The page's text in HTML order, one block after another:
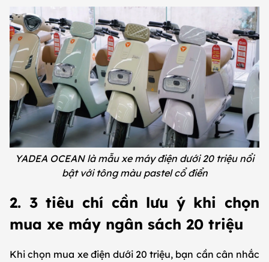
YADEA OCEAN là mẫu xe máy điện dưới 20 triệu nổi
bật với tông màu pastel cổ điển
2. 3 tiêu chí cần lưu ý khi chọn
mua xe máy ngân sách 20 triệu
Khi chọn mua xe điện dưới 20 triệu, bạn cần cân nhắc